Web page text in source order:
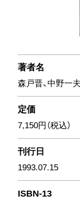
著者名
森戸晋、中野一
定価
7,150円（税込）
刊行日
1993.07.15
ISBN-13